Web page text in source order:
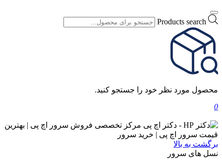
Products search
محصول مورد نظر خود را جستجو کنید.
0
برگشت به بالا
نسل های سرور